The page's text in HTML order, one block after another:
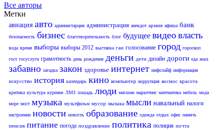
Все авторы
Метки
авиация авто администарция администрация анекдот армия афиша банк
безопасность бизнес благотворительность блог будущее видеовласть
вода время выборы выборы 2012 выставка гаи голосование город гороскоп
гост госуслуги грамотность день рождения деньги дети дизайн дороги еда жкх
забавно загадка закон здоровье интернет инфолайф информация
искусство история календарь кино компьютер коррупция космос красота
критика культура курение ЛМЗ лошадь люди магазин маркетинг математика мебель мода
море мост музыка мультфильм мусор мызыка мысли навальный налоги
настроение новости новость образование одежда отдых офис память
пенсия питание погода поздравление политика полиция почта